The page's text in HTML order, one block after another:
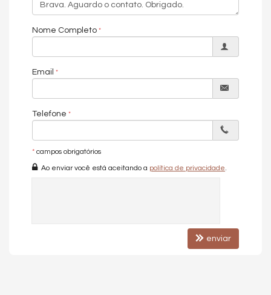
Espaço Gourmet
Espaço Fitness
Piscina Infantil
Elevador
Quadra de Tênis
Nome Completo
Email
Telefone
* campos obrigatórios
Ao enviar você está aceitando a política de privacidade
enviar